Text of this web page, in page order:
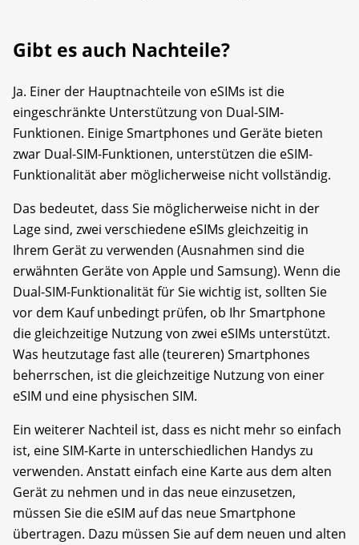
Gibt es auch Nachteile?
Ja. Einer der Hauptnachteile von eSIMs ist die
eingeschränkte Unterstützung von Dual-SIM-
Funktionen. Einige Smartphones und Geräte bieten
zwar Dual-SIM-Funktionen, unterstützen die eSIM-
Funktionalität aber möglicherweise nicht vollständig.
Das bedeutet, dass Sie möglicherweise nicht in der
Lage sind, zwei verschiedene eSIMs gleichzeitig in
Ihrem Gerät zu verwenden (Ausnahmen sind die
erwähnten Geräte von Apple und Samsung). Wenn die
Dual-SIM-Funktionalität für Sie wichtig ist, sollten Sie
vor dem Kauf unbedingt prüfen, ob Ihr Smartphone
die gleichzeitige Nutzung von zwei eSIMs unterstützt.
Was heutzutage fast alle (teureren) Smartphones
beherrschen, ist die gleichzeitige Nutzung von einer
eSIM und eine physischen SIM.
Ein weiterer Nachteil ist, dass es nicht mehr so einfach
ist, eine SIM-Karte in unterschiedlichen Handys zu
verwenden. Anstatt einfach eine Karte aus dem alten
Gerät zu nehmen und in das neue einzusetzen,
müssen Sie die eSIM auf das neue Smartphone
übertragen. Dazu müssen Sie auf dem neuen und alten